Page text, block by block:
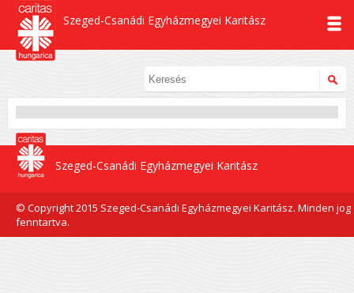
Szeged-Csanádi Egyházmegyei Karitász
Szeged-Csanádi Egyházmegyei Karitász
© Copyright 2015 Szeged-Csanádi Egyházmegyei Karitász. Minden jog
fenntartva.